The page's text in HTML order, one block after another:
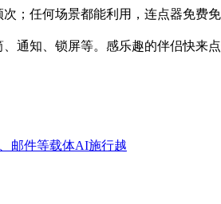
；任何场景都能利用，连点器免费
通知、锁屏等。感乐趣的伴侣快来点
邮件等载体AI施行越